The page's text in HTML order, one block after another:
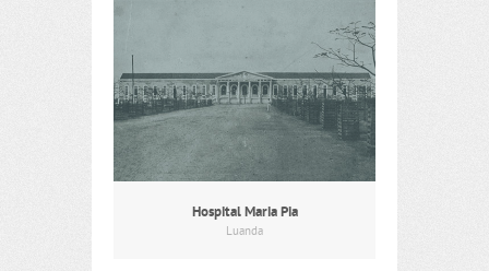
Hospital Maria Pia
Luanda